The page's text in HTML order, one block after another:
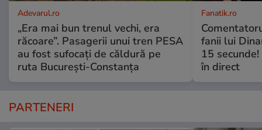
Adevarul.ro
„Era mai bun trenul vechi, era
răcoare”. Pasagerii unui tren PESA
au fost sufocați de căldură pe
ruta București-Constanța
Fanatik.ro
fanii lui
15
în direct
PARTENERI